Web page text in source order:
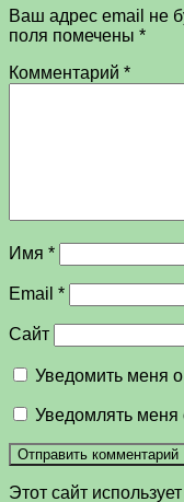
Ваш адрес email не
поля помечены *
Комментарий *
Имя *
Email *
Сайт
Уведомить меня
Уведомлять меня
Этот сайт